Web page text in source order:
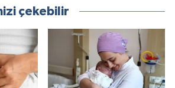
çekebilir